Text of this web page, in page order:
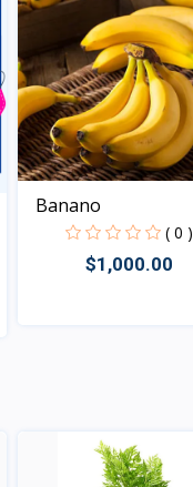
Banano
( 0 )
$1,000.00